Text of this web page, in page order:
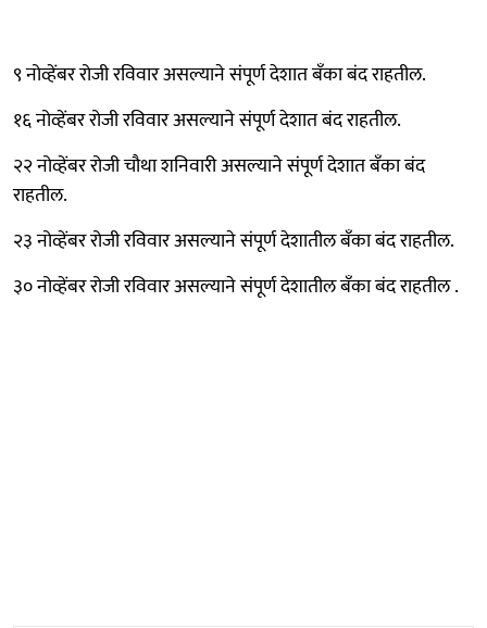
९ नोव्हेंबर रोजी रविवार असल्याने संपूर्ण देशात बँका बंद राहतील.
१६ नोव्हेंबर रोजी रविवार असल्याने संपूर्ण देशात बंद राहतील.
२२ नोव्हेंबर रोजी चौथा शनिवारी असल्याने संपूर्ण देशात बँका बंद
राहतील.
२३ नोव्हेंबर रोजी रविवार असल्याने संपूर्ण देशातील बँका बंद राहतील.
३० नोव्हेंबर रोजी रविवार असल्याने संपूर्ण देशातील बँका बंद राहतील .